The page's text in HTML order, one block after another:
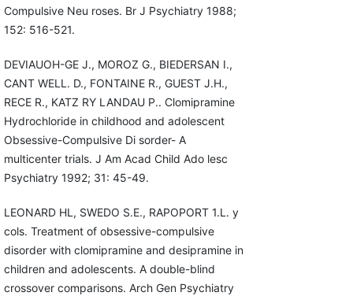
Compulsive Neu roses. Br J Psychiatry 1988;
152: 516-521.
DEVIAUOH-GE J., MOROZ G., BIEDERSAN I.,
CANT WELL. D., FONTAINE R., GUEST J.H.,
RECE R., KATZ RY LANDAU P.. Clomipramine
Hydrochloride in childhood and adolescent
Obsessive-Compulsive Di sorder- A
multicenter trials. J Am Acad Child Ado lesc
Psychiatry 1992; 31: 45-49.
LEONARD HL, SWEDO S.E., RAPOPORT 1.L. y
cols. Treatment of obsessive-compulsive
disorder with clomipramine and desipramine in
children and adolescents. A double-blind
crossover comparisons. Arch Gen Psychiatry